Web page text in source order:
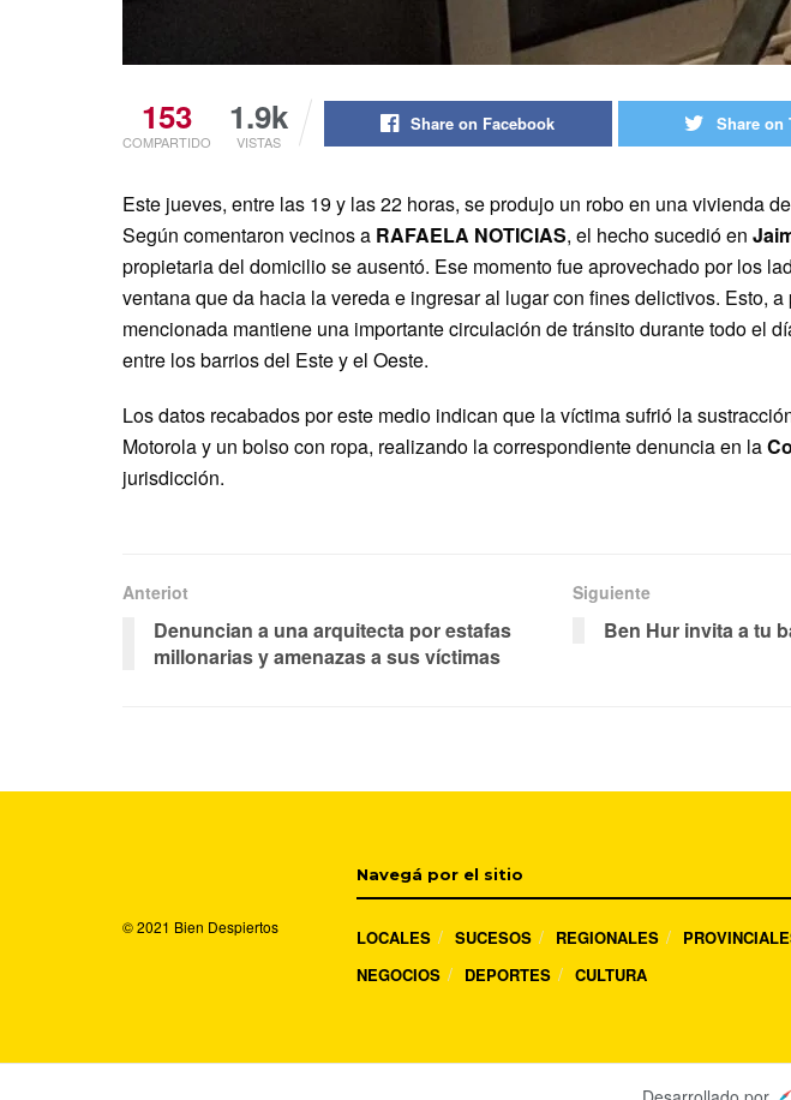
153
COMPARTIDO
1.9k
VISTAS
Share on Facebook Share on
Este jueves, entre las 19 y las 22 horas, se produjo un robo en una vivienda de
Según comentaron vecinos a RAFAELA NOTICIAS, el hecho sucedió en
propietaria del domicilio se ausentó. Ese momento fue aprovechado por los
ventana que da hacia la vereda e ingresar al lugar con fines delictivos. Esto,
mencionada mantiene una importante circulación de tránsito durante todo el
entre los barrios del Este y el Oeste.
Los datos recabados por este medio indican que la víctima sufrió la
Motorola y un bolso con ropa, realizando la correspondiente denuncia en la
jurisdicción.
Anteriot
Denuncian a una arquitecta por estafas
millonarias y amenazas a sus víctimas
Siguiente
Ben Hur invita a tu
© 2021 Bien Despiertos
Navegá por el sitio
LOCALES SUCESOS REGIONALES
NEGOCIOS
DEPORTES CULTURA